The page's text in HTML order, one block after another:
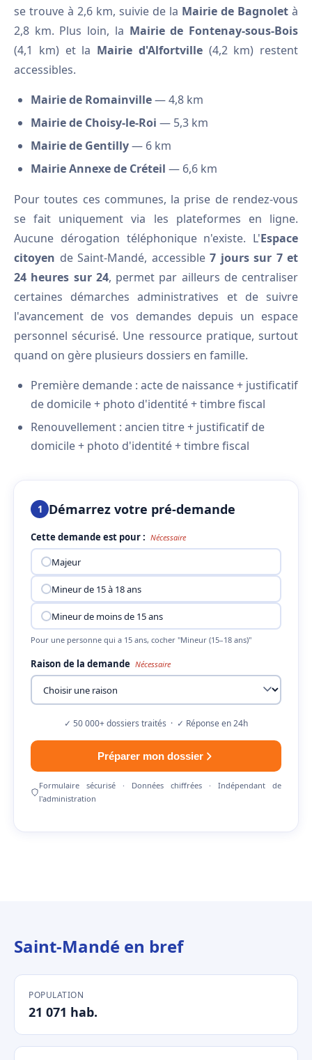
se trouve à 2,6 km, suivie de la Mairie de Bagnolet à
2,8 km. Plus loin, la Mairie de Fontenay-sous-Bois
(4,1 km) et la Mairie d'Alfortville(4,2 km) restent
accessibles.
Mairie de Romainville— 4,8 km
Mairie de Choisy-le-Roi — 5,3 km
Mairie de Gentilly— 6 km
Mairie Annexe de Créteil — 6,6 km
Pour toutes ces communes, la prise de rendez-vous
se fait uniquement via les plateformes en ligne.
Aucune dérogation téléphonique n'existe. L'Espace
citoyen de Saint-Mandé, accessible 7 jours sur 7 et
24 heures sur 24, permet par ailleurs de centraliser
certaines démarches administratives et de suivre
l'avancement de vos demandes depuis un espace
personnel sécurisé. Une ressource pratique, surtout
quand on gère plusieurs dossiers en famille.
Première demande : acte de naissance + justificatif
de domicile + photo d'identité + timbre fiscal
Renouvellement : ancien titre + justificatif de
domicile + photo d'identité + timbre fiscal
1 Démarrez votre pré-demande
Cette demande est pour : Nécessaire
Majeur
Mineur de 15 à 18 ans
Mineur de moins de 15 ans
Pour une personne qui a 15 ans, cocher "Mineur (15–18 ans)"
Raison de la demande Nécessaire
✓ 50 000+ dossiers traités · ✓ Réponse en 24h
Préparer mon dossier
Formulaire sécurisé · Données chiffrées · Indépendant de
l'administration
Saint-Mandé en bref
POPULATION
21 071 hab.